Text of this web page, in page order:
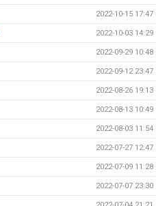
2022-10-15 17:47
2022-10-03 14:29
2022-09-29 10:48
2022-09-12 23:47
2022-08-26 19:13
2022-08-13 10:49
2022-08-03 11:54
2022-07-27 12:47
2022-07-09 11:28
2022-07-07 23:30